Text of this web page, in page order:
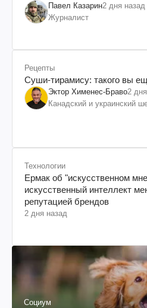
Павел Казарин2 дня назад
Журналист
Рецепты
Суши-тирамису: такого вы
Эктор Хименес-Браво2
Канадский и украинский
Технологии
Ермак об "искусственном
искусственный интеллект
репутацией брендов
2 дня назад
Социум